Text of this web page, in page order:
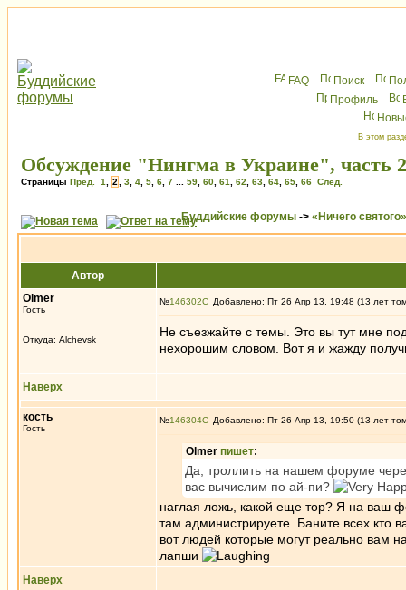
FAQ Поиск
Профиль
В этом
Обсуждение "Нингма в Украине", часть 2
Страницы Пред. 1 2 3 4 5 6 7 59 60 61 62 63 64 65 66 След.
Буддийские форумы -> «Ничего святого»
Автор
Olmer
Гость
Откуда: Alchevsk
№146302 Добавлено: Пт 26 Апр 13, 19:48 (13 лет
Не съезжайте с темы. Это вы тут мне
нехорошим словом. Вот я и жажду
Наверх
кость
Гость
№146304 Добавлено: Пт 26 Апр 13, 19:50 (13 лет
Olmer пишет:
Да, троллить на нашем форуме
вас вычислим по ай-пи?
наглая ложь, какой еще тор? Я на ваш
там администрируете. Баните всех кто
вот людей которые могут реально вам
лапши
Наверх